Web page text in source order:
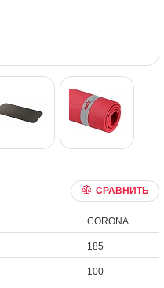
СРАВНИТЬ
CORONA
185
100